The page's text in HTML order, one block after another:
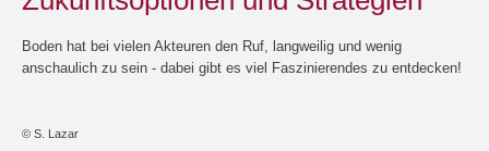
Boden hat bei vielen Akteuren den Ruf, langweilig und wenig
anschaulich zu sein - dabei gibt es viel Faszinierendes zu entdecken!
© S. Lazar